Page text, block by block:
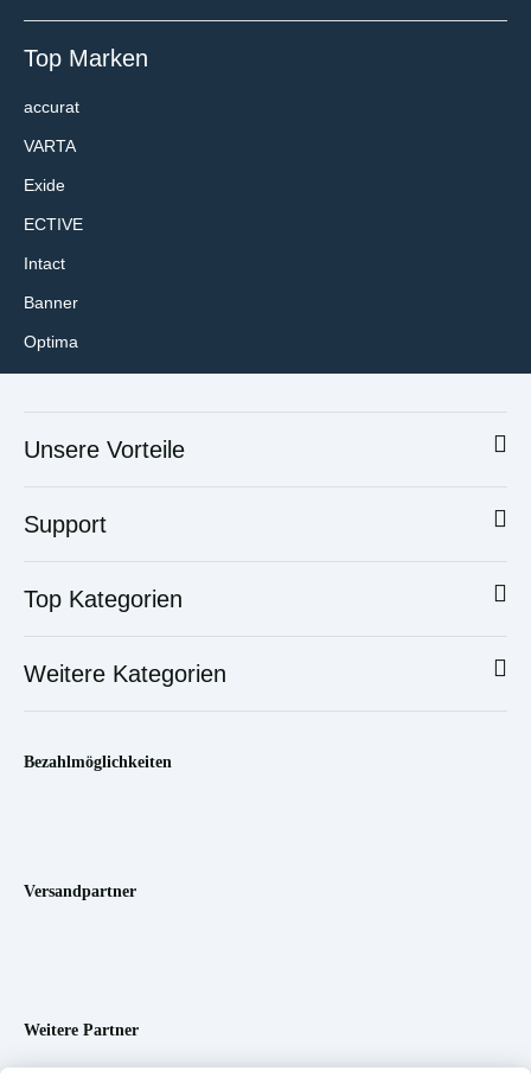
Top Marken
accurat
VARTA
Exide
ECTIVE
Intact
Banner
Optima
Unsere Vorteile
Support
Top Kategorien
Weitere Kategorien
Bezahlmöglichkeiten
Versandpartner
Weitere Partner